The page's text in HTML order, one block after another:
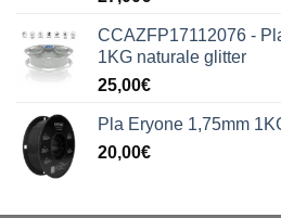
CCAZFP17112076 -
1KG naturale glitter
25,00€
Pla Eryone 1,75mm
20,00€